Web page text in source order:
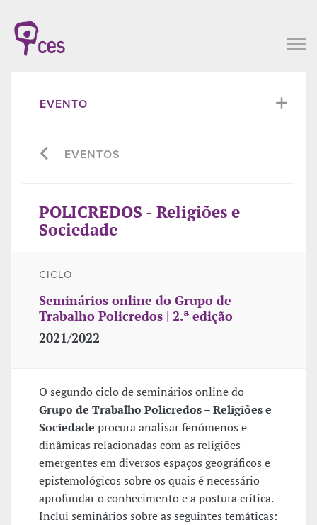
EVENTO
EVENTOS
POLICREDOS - Religiões e
Sociedade
CICLO
Seminários online do Grupo de
Trabalho Policredos | 2.ª edição
2021/2022
O segundo ciclo de seminários online do
Grupo de Trabalho Policredos – Religiões e
Sociedade procura analisar fenómenos e
dinâmicas relacionadas com as religiões
emergentes em diversos espaços geográficos e
epistemológicos sobre os quais é necessário
aprofundar o conhecimento e a postura crítica.
Inclui seminários sobre as seguintes temáticas: